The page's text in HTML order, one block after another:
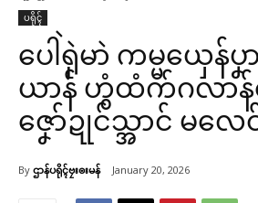
ပရိုၚ်
ပေါဲရုဲမာဲ ကမ္မယှေန်ပၞ
ယာန် ဟွံထံက်ဂလာန်
ဇၞော်ဍုင်သ္အာင် မလ
By ဌာန်ပရိုၚ်ဗၠးၜးမန် January 20, 2026